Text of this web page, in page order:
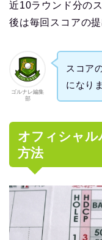
近10ラウンド分の
後は毎回スコアの提
ゴルナレ編集
部
スコア
になり
オフィシャ
方法